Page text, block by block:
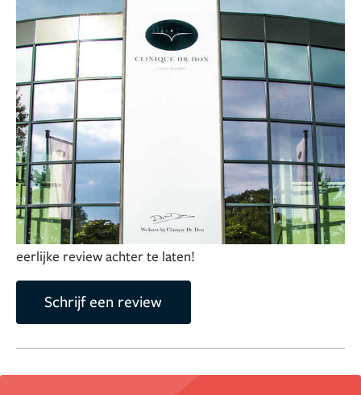
Deel je ervaring over deze kliniek
Help anderen met het maken van hun keuze door een
eerlijke review achter te laten!
Schrijf een review